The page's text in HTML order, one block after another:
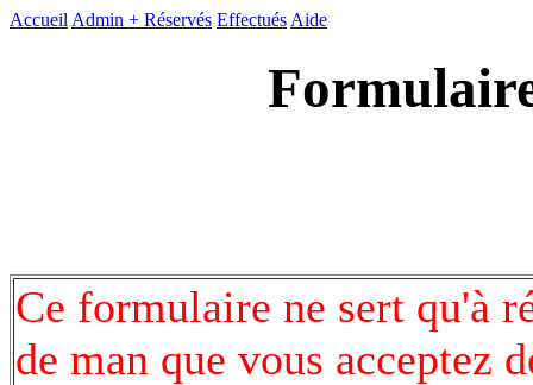
Accueil Admin + Réservés Effectués Aide
Ce formulaire ne sert qu'à
de man que vous acceptez